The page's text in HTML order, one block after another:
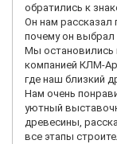
обратились к
Он нам рассказал
почему он выбрал
Мы остановились
компанией КЛМ-
где наш близкий
Нам очень
уютный
древесины,
все этапы